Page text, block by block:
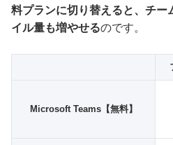
料プランに切り替えると、チー
イル量も増やせるのです。
Microsoft Teams【無料】